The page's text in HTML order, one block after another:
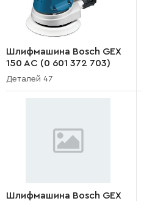
Шлифмашина Bosch GEX
150 AC (0 601 372 703)
Деталей 47
Шлифмашина Bosch GEX